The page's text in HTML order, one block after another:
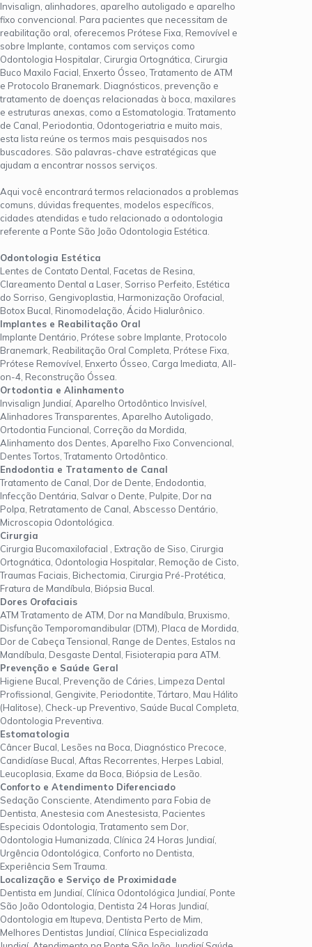
Invisalign, alinhadores, aparelho autoligado e aparelho
fixo convencional. Para pacientes que necessitam de
reabilitação oral, oferecemos Prótese Fixa, Removível e
sobre Implante, contamos com serviços como
Odontologia Hospitalar, Cirurgia Ortognática, Cirurgia
Buco Maxilo Facial, Enxerto Ósseo, Tratamento de ATM
e Protocolo Branemark. Diagnósticos, prevenção e
tratamento de doenças relacionadas à boca, maxilares
e estruturas anexas, como a Estomatologia. Tratamento
de Canal, Periodontia, Odontogeriatria e muito mais,
esta lista reúne os termos mais pesquisados nos
buscadores. São palavras-chave estratégicas que
ajudam a encontrar nossos serviços.
Aqui você encontrará termos relacionados a problemas
comuns, dúvidas frequentes, modelos específicos,
cidades atendidas e tudo relacionado a odontologia
referente a Ponte São João Odontologia Estética.
Odontologia Estética
Lentes de Contato Dental, Facetas de Resina,
Clareamento Dental a Laser, Sorriso Perfeito, Estética
do Sorriso, Gengivoplastia, Harmonização Orofacial,
Botox Bucal, Rinomodelação, Ácido Hialurônico.
Implantes e Reabilitação Oral
Implante Dentário, Prótese sobre Implante, Protocolo
Branemark, Reabilitação Oral Completa, Prótese Fixa,
Prótese Removível, Enxerto Ósseo, Carga Imediata, All-
on-4, Reconstrução Óssea.
Ortodontia e Alinhamento
Invisalign Jundiaí, Aparelho Ortodôntico Invisível,
Alinhadores Transparentes, Aparelho Autoligado,
Ortodontia Funcional, Correção da Mordida,
Alinhamento dos Dentes, Aparelho Fixo Convencional,
Dentes Tortos, Tratamento Ortodôntico.
Endodontia e Tratamento de Canal
Tratamento de Canal, Dor de Dente, Endodontia,
Infecção Dentária, Salvar o Dente, Pulpite, Dor na
Polpa, Retratamento de Canal, Abscesso Dentário,
Microscopia Odontológica.
Cirurgia
Cirurgia Bucomaxilofacial , Extração de Siso, Cirurgia
Ortognática, Odontologia Hospitalar, Remoção de Cisto,
Traumas Faciais, Bichectomia, Cirurgia Pré-Protética,
Fratura de Mandíbula, Biópsia Bucal.
Dores Orofaciais
ATM Tratamento de ATM, Dor na Mandíbula, Bruxismo,
Disfunção Temporomandibular (DTM), Placa de Mordida,
Dor de Cabeça Tensional, Range de Dentes, Estalos na
Mandíbula, Desgaste Dental, Fisioterapia para ATM.
Prevenção e Saúde Geral
Higiene Bucal, Prevenção de Cáries, Limpeza Dental
Profissional, Gengivite, Periodontite, Tártaro, Mau Hálito
(Halitose), Check-up Preventivo, Saúde Bucal Completa,
Odontologia Preventiva.
Estomatologia
Câncer Bucal, Lesões na Boca, Diagnóstico Precoce,
Candidíase Bucal, Aftas Recorrentes, Herpes Labial,
Leucoplasia, Exame da Boca, Biópsia de Lesão.
Conforto e Atendimento Diferenciado
Sedação Consciente, Atendimento para Fobia de
Dentista, Anestesia com Anestesista, Pacientes
Especiais Odontologia, Tratamento sem Dor,
Odontologia Humanizada, Clínica 24 Horas Jundiaí,
Urgência Odontológica, Conforto no Dentista,
Experiência Sem Trauma.
Localização e Serviço de Proximidade
Dentista em Jundiaí, Clínica Odontológica Jundiaí, Ponte
São João Odontologia, Dentista 24 Horas Jundiaí,
Odontologia em Itupeva, Dentista Perto de Mim,
Melhores Dentistas Jundiaí, Clínica Especializada